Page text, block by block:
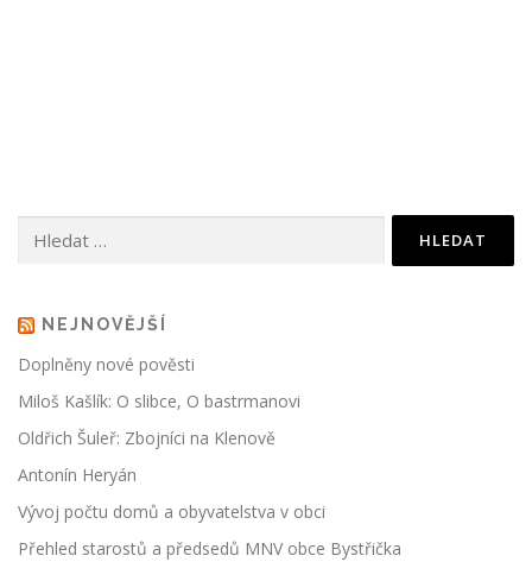
NEJNOVĚJŠÍ
Doplněny nové pověsti
Miloš Kašlík: O slibce, O bastrmanovi
Oldřich Šuleř: Zbojníci na Klenově
Antonín Heryán
Vývoj počtu domů a obyvatelstva v obci
Přehled starostů a předsedů MNV obce Bystřička